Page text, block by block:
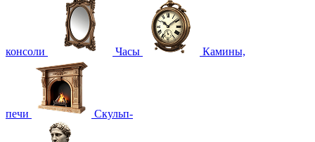
консоли Часы Камины,
печи Скульп-